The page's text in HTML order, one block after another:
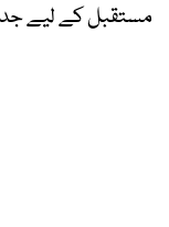
مستقبل کے لیے